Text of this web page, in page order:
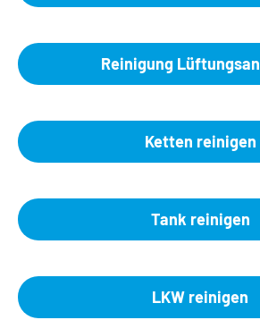
Reinigung
Ketten reinigen
Tank reinigen
LKW reinigen